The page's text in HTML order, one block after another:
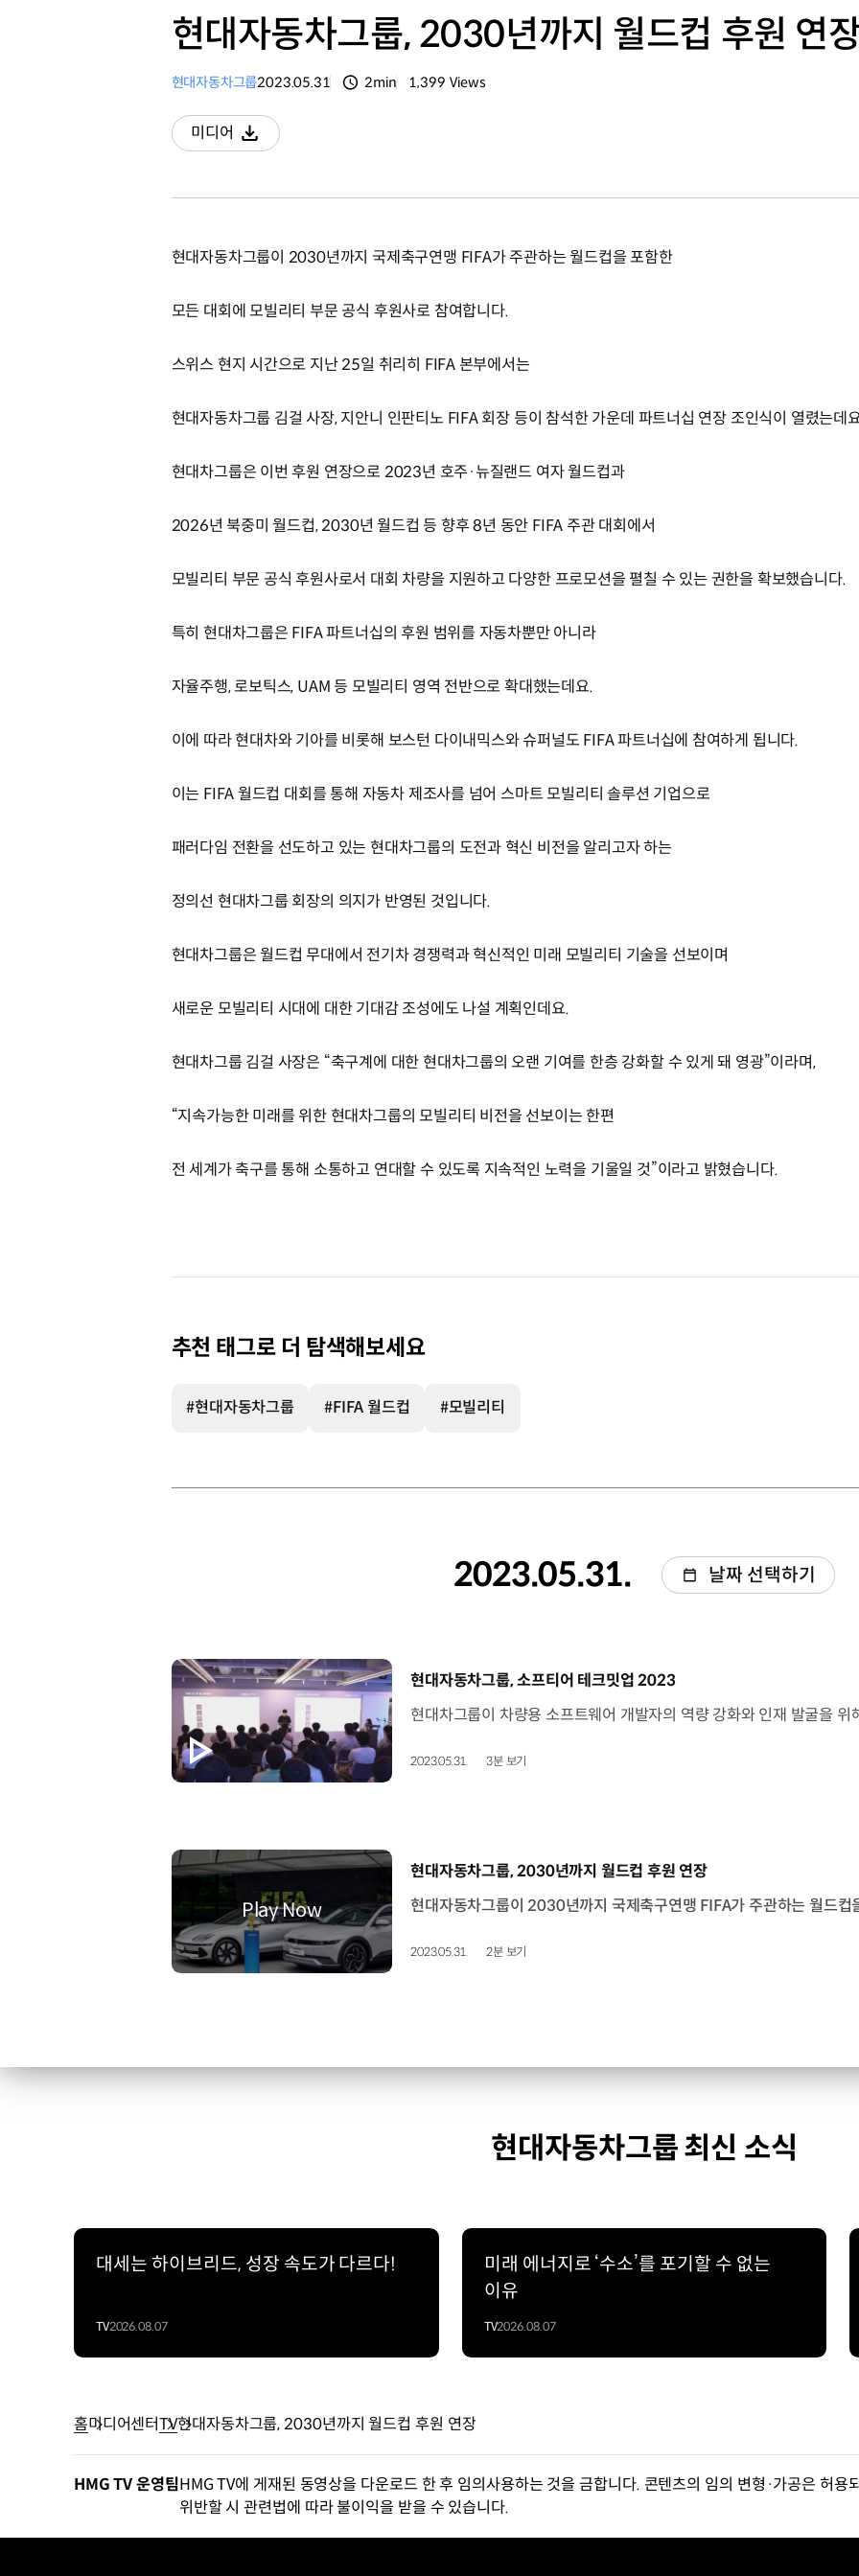
현대자동차그룹, 2030년까지 월드컵 후원 연
현대자동차그룹2023.05.31 2min 1,399 Views
미디어
다운로드
현대자동차그룹이 2030년까지 국제축구연맹 FIFA가 주관하는 월드컵을 포함한
모든 대회에 모빌리티 부문 공식 후원사로 참여합니다.
스위스 현지 시간으로 지난 25일 취리히 FIFA 본부에서는
현대자동차그룹 김걸 사장, 지안니 인판티노 FIFA 회장 등이 참석한 가운데 파트너십 연장 조인식이 열렸는데
현대차그룹은 이번 후원 연장으로 2023년 호주·뉴질랜드 여자 월드컵과
2026년 북중미 월드컵, 2030년 월드컵 등 향후 8년 동안 FIFA 주관 대회에서
모빌리티 부문 공식 후원사로서 대회 차량을 지원하고 다양한 프로모션을 펼칠 수 있는 권한을 확보했습니다.
특히 현대차그룹은 FIFA 파트너십의 후원 범위를 자동차뿐만 아니라
자율주행, 로보틱스, UAM 등 모빌리티 영역 전반으로 확대했는데요.
이에 따라 현대차와 기아를 비롯해 보스턴 다이내믹스와 슈퍼널도 FIFA 파트너십에 참여하게 됩니다.
이는 FIFA 월드컵 대회를 통해 자동차 제조사를 넘어 스마트 모빌리티 솔루션 기업으로
패러다임 전환을 선도하고 있는 현대차그룹의 도전과 혁신 비전을 알리고자 하는
정의선 현대차그룹 회장의 의지가 반영된 것입니다.
현대차그룹은 월드컵 무대에서 전기차 경쟁력과 혁신적인 미래 모빌리티 기술을 선보이며
새로운 모빌리티 시대에 대한 기대감 조성에도 나설 계획인데요.
현대차그룹 김걸 사장은 “축구계에 대한 현대차그룹의 오랜 기여를 한층 강화할 수 있게 돼 영광”이라며,
“지속가능한 미래를 위한 현대차그룹의 모빌리티 비전을 선보이는 한편
전 세계가 축구를 통해 소통하고 연대할 수 있도록 지속적인 노력을 기울일 것”이라고 밝혔습니다.
추천 태그로 더 탐색해보세요
#현대자동차그룹 #FIFA 월드컵 #모빌리티
2023.05.31. 날짜 선택하기
[동영상]
현대자동차그룹, 소프티어 테크밋업 2023
2023.05.31. 3분 보기
[동영상]
현대자동차그룹, 2030년까지 월드컵 후원 연장
2023.05.31. 2분 보기
현대자동차그룹 최신 소식
대세는 하이브리드, 성장 속도가 다르다!
TV2026.08.07
미래 에너지로 ‘수소’를 포기할 수 없는
이유
TV2026.08.07
홈미디어센터TV현대자동차그룹, 2030년까지 월드컵 후원 연장
HMG TV 운영팀HMG TV에 게재된 동영상을 다운로드 한 후 임의사용하는 것을 금합니다. 콘텐츠의 임의 변형·가공은 허
위반할 시 관련법에 따라 불이익을 받을 수 있습니다.